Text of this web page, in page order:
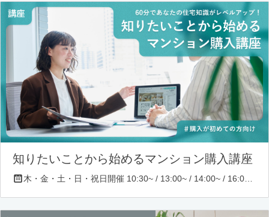
知りたいことから始めるマンション購入講座